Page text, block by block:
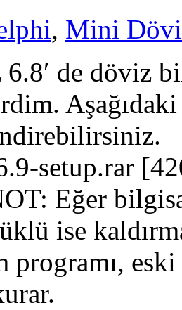
, Mini
de döviz
setup.rar
Eğer
ise
programı,